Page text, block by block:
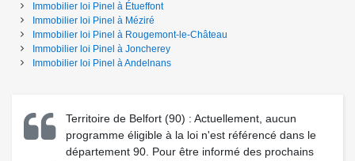
Immobilier loi Pinel à Étueffont
Immobilier loi Pinel à Méziré
Immobilier loi Pinel à Rougemont-le-Château
Immobilier loi Pinel à Joncherey
Immobilier loi Pinel àAndelnans
Territoire de Belfort (90) : Actuellement, aucun
programme éligible à la loi n'est référencé dans le
département 90. Pour être informé des prochains